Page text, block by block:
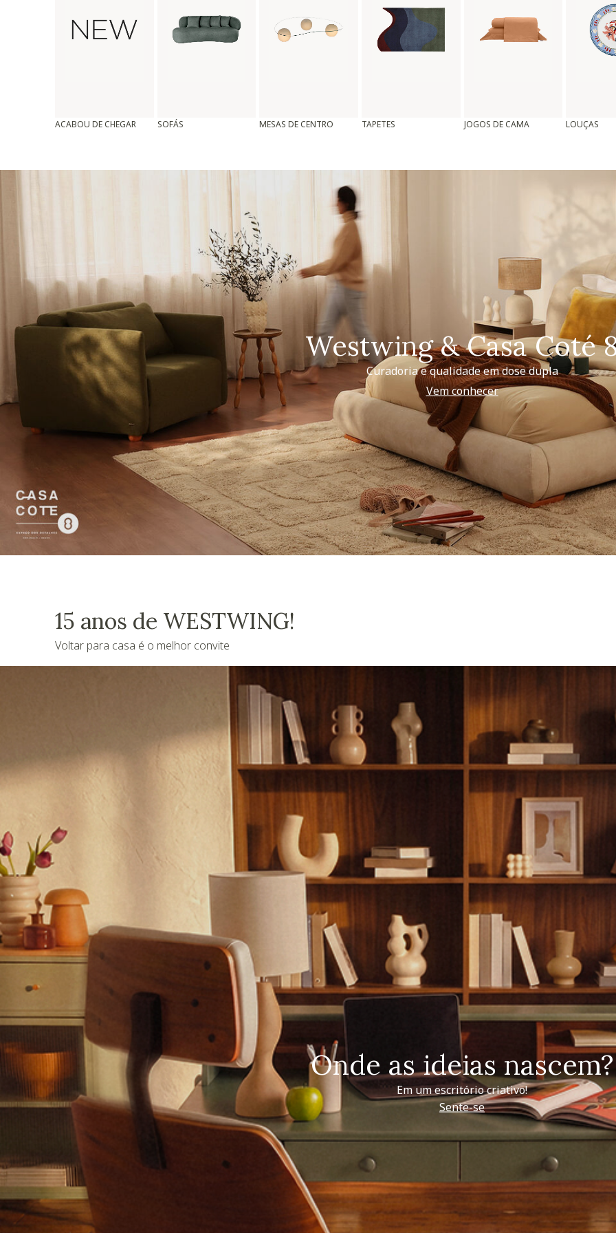
ACABOU DE CHEGAR SOFÁS MESAS DE CENTRO TAPETES JOGOS DE CAMA LOUÇAS
Westwing & Casa Coté
Curadoria e qualidade em dose dupla
Vem conhecer
15 anos de WESTWING!
Voltar para casa é o melhor convite
Onde as ideias nascem?
Em um escritório criativo!
Sente-se